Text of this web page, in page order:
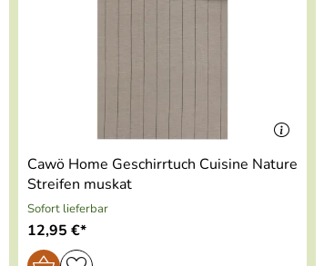
Temperatur
Cawö Home Geschirrtuch Cuisine Nature
Streifen muskat
Sofort lieferbar
12,95 €*